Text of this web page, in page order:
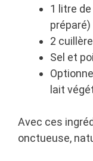
1 litre
préparé)
2
Sel et
lait
Avec ces
onctueuse,